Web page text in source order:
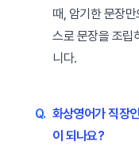
때, 암기한 문장
스로 문장을 조립
니다.
Q. 화상영어가 직장
이 되나요?